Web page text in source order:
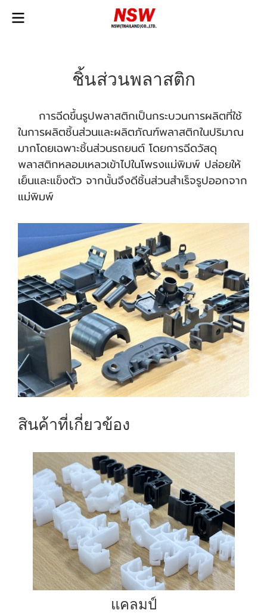
ชิ้นส่วนพลาสติก
การฉีดขึ้นรูปพลาสติกเป็นกระบวนการผลิตที่ใช้
ในการผลิตชิ้นส่วนและผลิตภัณฑ์พลาสติกในปริมาณ
มากโดยเฉพาะชิ้นส่วนรถยนต์ โดยการฉีดวัสดุ
พลาสติกหลอมเหลวเข้าไปในโพรงแม่พิมพ์ ปล่อยให้
เย็นและแข็งตัว จากนั้นจึงดีชิ้นส่วนสำเร็จรูปออกจาก
แม่พิมพ์
สินค้าที่เกี่ยวข้อง
แคลมป์